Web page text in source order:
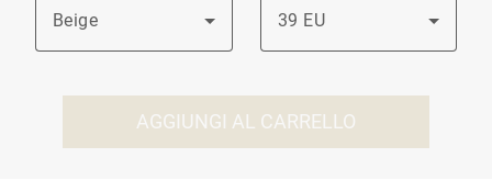
Beige 39 EU
AGGIUNGI AL CARRELLO